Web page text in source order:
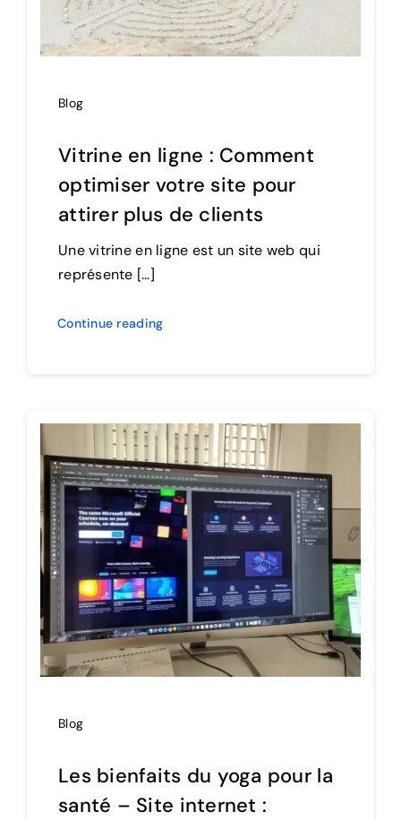
Blog
Vitrine en ligne : Comment
optimiser votre site pour
attirer plus de clients
Une vitrine en ligne est un site web qui
représente […]
Continue reading
Blog
Les bienfaits du yoga pour la
santé – Site internet :